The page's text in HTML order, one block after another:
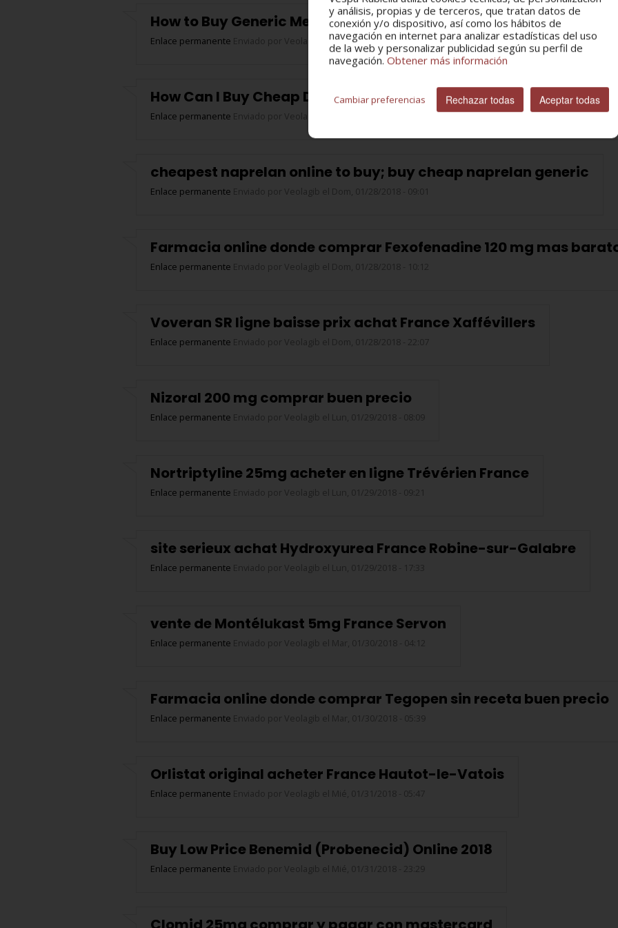
How to Buy Generic Meloset (Melatonin) 3 mg Online 2018
Enlace permanente Enviado por Veolagib el Sáb, 01/27/2018 - 15:12
How Can I Buy Cheap Dilantin! where to buy dilantin unprescribed
Enlace permanente Enviado por Veolagib
cheapest naprelan online to buy; buy cheap naprelan generic
Enlace permanente Enviado por Veolagib el Dom, 01/28/2018 - 09:01
Farmacia online donde comprar Fexofenadine 120 mg mas
Enlace permanente Enviado por Veolagib el Dom, 01/28/2018 - 10:12
Voveran SR ligne baisse prix achat France Xaffévillers
Enlace permanente Enviado por Veolagib el Dom, 01/28/2018 - 22:07
Nizoral 200 mg comprar buen precio
Enlace permanente Enviado por Veolagib el Lun, 01/29/2018 - 08:09
Nortriptyline 25mg acheter en ligne Trévérien France
Enlace permanente Enviado por Veolagib el Lun, 01/29/2018 - 09:21
site serieux achat Hydroxyurea France Robine-sur-Galabre
Enlace permanente Enviado por Veolagib el Lun, 01/29/2018 - 17:33
vente de Montélukast 5mg France Servon
Enlace permanente Enviado por Veolagib el Mar, 01/30/2018 - 04:12
Farmacia online donde comprar Tegopen sin receta buen precio
Enlace permanente Enviado por Veolagib el Mar, 01/30/2018 - 05:39
Orlistat original acheter France Hautot-le-Vatois
Enlace permanente Enviado por Veolagib el Mié, 01/31/2018 - 05:47
Buy Low Price Benemid (Probenecid) Online 2018
Enlace permanente Enviado por Veolagib el Mié, 01/31/2018 - 23:29
y análisis, propias y de terceros, que tratan datos de
conexión y/o dispositivo, así como los hábitos de
navegación en internet para analizar estadísticas del uso
de la web y personalizar publicidad según su perfil de
navegación. Obtener más información
Cambiar preferencias Rechazar todas Aceptar todas